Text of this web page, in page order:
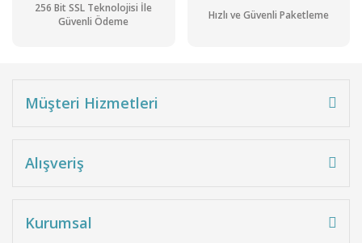
256 Bit SSL Teknolojisi İle
Güvenli Ödeme
Hızlı ve Güvenli Paketleme
Müşteri Hizmetleri
Alışveriş
Kurumsal